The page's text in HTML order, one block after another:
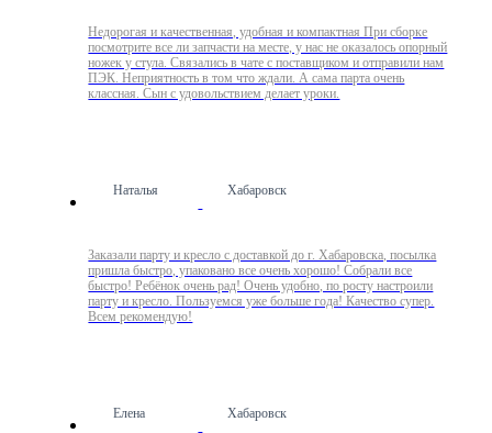
Недорогая и качественная, удобная и компактная При сборке
посмотрите все ли запчасти на месте, у нас не оказалось опорный
ножек у стула. Связались в чате с поставщиком и отправили нам
ПЭК. Неприятность в том что ждали. А сама парта очень
классная. Сын с удовольствием делает уроки.
Наталья Хабаровск
Заказали парту и кресло с доставкой до г. Хабаровска, посылка
пришла быстро, упаковано все очень хорошо! Собрали все
быстро! Ребёнок очень рад! Очень удобно, по росту настроили
парту и кресло. Пользуемся уже больше года! Качество супер.
Всем рекомендую!
Елена Хабаровск